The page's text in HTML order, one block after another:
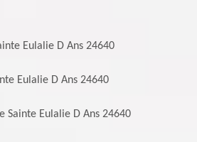
Eulalie D Ans 24640
Eulalie D Ans 24640
Sainte Eulalie D Ans 24640